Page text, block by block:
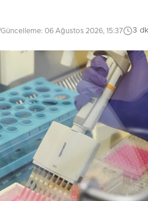
Güncelleme: 06 Ağustos 2026, 15:37 3